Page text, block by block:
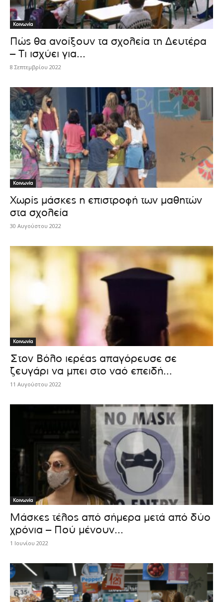
Κοινωνία
Πώς θα ανοίξουν τα σχολεία τη Δευτέρα
– Τι ισχύει για...
8 Σεπτεμβρίου 2022
Κοινωνία
Χωρίς μάσκες η επιστροφή των μαθητών
στα σχολεία
30 Αυγούστου 2022
Κοινωνία
Στον Βόλο ιερέας απαγόρευσε σε
ζευγάρι να μπει στο ναό επειδή...
11 Αυγούστου 2022
Κοινωνία
Μάσκες τέλος από σήμερα μετά από δύο
χρόνια – Πού μένουν...
1 Ιουνίου 2022